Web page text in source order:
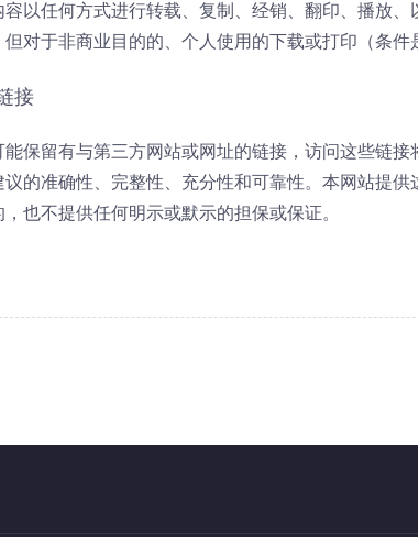
容以任何方式进行转载、复制、经销、翻印、播放
但对于非商业目的的、个人使用的下载或打印（条
接
能保留有与第三方网站或网址的链接，访问这些链
议的准确性、完整性、充分性和可靠性。本网站提
也不提供任何明示或默示的担保或保证。